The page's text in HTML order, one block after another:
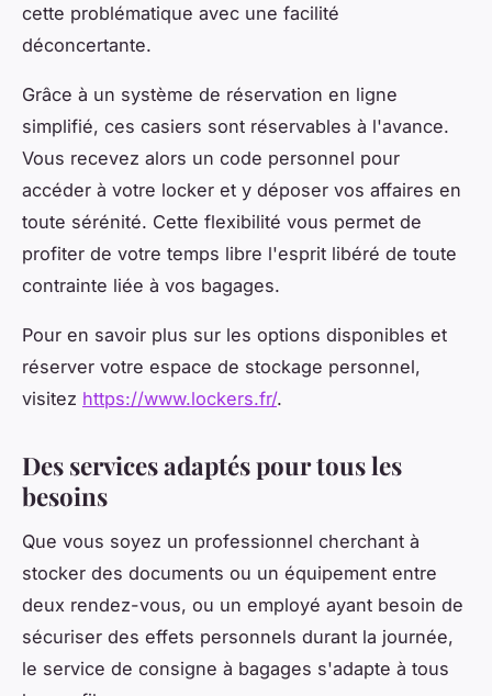
cette problématique avec une facilité
déconcertante.
Grâce à un système de réservation en ligne
simplifié, ces casiers sont réservables à l'avance.
Vous recevez alors un code personnel pour
accéder à votre locker et y déposer vos affaires en
toute sérénité. Cette flexibilité vous permet de
profiter de votre temps libre l'esprit libéré de toute
contrainte liée à vos bagages.
Pour en savoir plus sur les options disponibles et
réserver votre espace de stockage personnel,
visitez https://www.lockers.fr/.
Des services adaptés pour tous les
besoins
Que vous soyez un professionnel cherchant à
stocker des documents ou un équipement entre
deux rendez-vous, ou un employé ayant besoin de
sécuriser des effets personnels durant la journée,
le service de consigne à bagages s'adapte à tous